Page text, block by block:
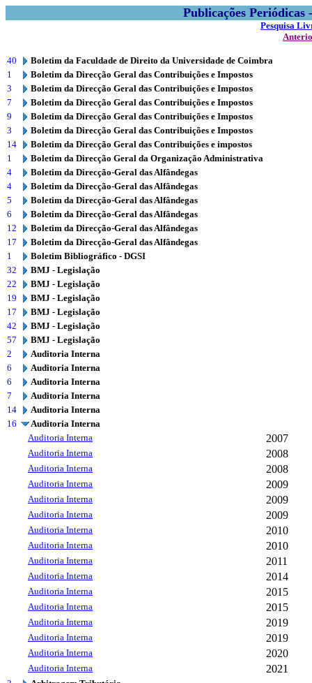
Publicações
Pesquisa
40
Boletim da Faculdade de Direito da Universidade de Coimbra
1
Boletim da Direcção Geral das Contribuições e Impostos
3
Boletim da Direcção Geral das Contribuições e Impostos
7
Boletim da Direcção Geral das Contribuições e Impostos
9
Boletim da Direcção Geral das Contribuições e Impostos
3
Boletim da Direcção Geral das Contribuições e Impostos
14
Boletim da Direcção Geral das Contribuições e impostos
1
Boletim da Direcção Geral da Organização Administrativa
4
Boletim da Direcção-Geral das Alfândegas
4
Boletim da Direcção-Geral das Alfândegas
5
Boletim da Direcção-Geral das Alfândegas
6
Boletim da Direcção-Geral das Alfândegas
12
Boletim da Direcção-Geral das Alfândegas
17
Boletim da Direcção-Geral das Alfândegas
1
Boletim Bibliográfico - DGSI
32
BMJ - Legislação
22
BMJ - Legislação
19
BMJ - Legislação
17
BMJ - Legislação
42
BMJ - Legislação
57
BMJ - Legislação
2
Auditoria Interna
6
Auditoria Interna
6
Auditoria Interna
7
Auditoria Interna
14
Auditoria Interna
16
Auditoria Interna
Auditoria Interna
2007
Auditoria Interna 2008
Auditoria Interna 2008
Auditoria Interna 2009
Auditoria Interna 2009
Auditoria Interna 2009
Auditoria Interna 2010
Auditoria Interna 2010
Auditoria Interna 2011
Auditoria Interna 2014
Auditoria Interna 2015
Auditoria Interna 2015
Auditoria Interna 2019
Auditoria Interna 2019
Auditoria Interna 2020
Auditoria Interna 2021